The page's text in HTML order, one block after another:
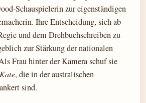
Schauspielerin zur eigenständigen
Ihre Entscheidung, sich ab
und dem Drehbuchschreiben zu
zur Stärkung der nationalen
Frau hinter der Kamera schuf sie
, die in der australischen
sind.